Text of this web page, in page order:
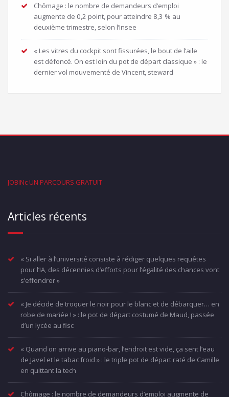
Chômage : le nombre de demandeurs d’emploi
augmente de 0,2 point, pour atteindre 8,3 % au
deuxième trimestre, selon l’Insee
« Les vitres du cockpit sont fissurées, le bout de l’aile
est défoncé. On est loin du pot de départ classique » : le
dernier vol mouvementé de Vincent, steward
JOBINc UN PARCOURS GRATUIT
Articles récents
« Si aller à l’université consiste à rédiger quelques requêtes
pour l’IA, des décennies d’efforts pour l’égalité des chances vont
s’effondrer »
« Je décide de troquer le noir pour le blanc et de débarquer… en
robe de mariée ! » : le pot de départ costumé de Maud, passée
d’un lycée au fisc
« Quand on arrive au piano-bar, l’endroit est vide, ça sent l’eau
de Javel et le tabac froid » : le triple pot de départ raté de Camille
en quittant la tech
Chômage : le nombre de demandeurs d’emploi augmente de